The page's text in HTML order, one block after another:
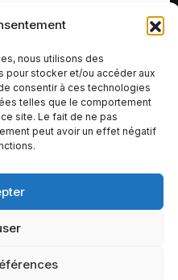
nous utilisons des
stocker et/ou accéder aux
consentir à ces technologies
telles que le comportement
site. Le fait de ne pas
peut avoir un effet négatif
|